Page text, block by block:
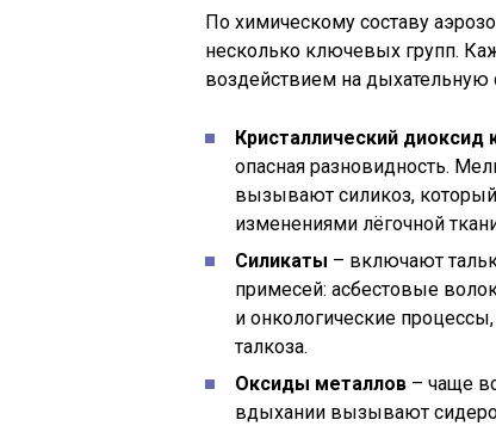
По химическому составу
несколько ключевых групп.
воздействием на дыхательную
Кристаллический
опасная разновидность.
вызывают силикоз,
изменениями лёгочной
Силикаты – включают
примесей: асбестовые
и онкологические
талкоза.
Оксиды металлов – чаще
вдыхании вызывают